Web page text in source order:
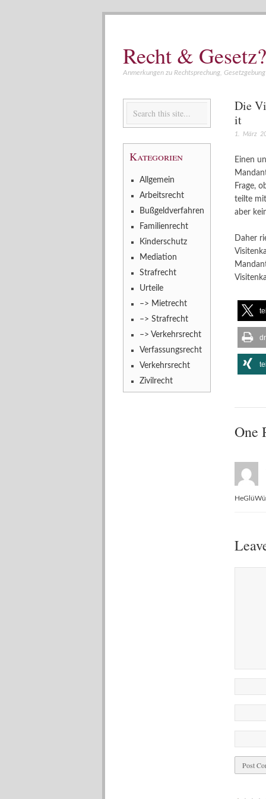
Recht &
Anmerkungen zu Rechtsprechung, Gesetzgebung
Die
it
1. März
Einen
Frage,
teilte
aber
Daher
One
HeGlüWü
Kategorien
Allgemein
Arbeitsrecht
Bußgeldverfahren
Familienrecht
Kinderschutz
Mediation
Strafrecht
Urteile
–> Mietrecht
–> Strafrecht
–> Verkehrsrecht
Verfassungsrecht
Verkehrsrecht
Zivilrecht